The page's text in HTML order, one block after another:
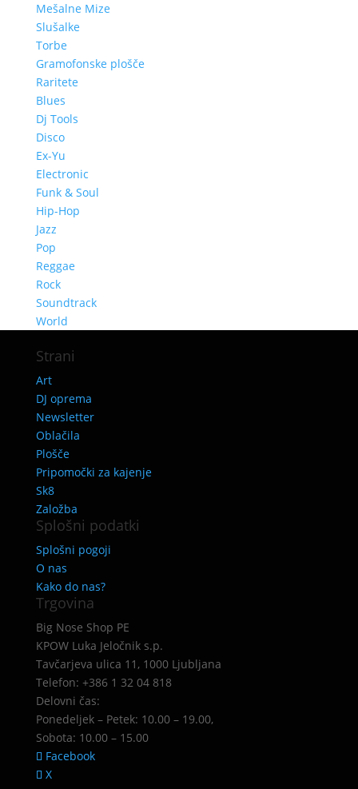
Mešalne Mize
Slušalke
Torbe
Gramofonske plošče
Raritete
Blues
Dj Tools
Disco
Ex-Yu
Electronic
Funk & Soul
Hip-Hop
Jazz
Pop
Reggae
Rock
Soundtrack
World
Strani
Art
DJ oprema
Newsletter
Oblačila
Plošče
Pripomočki za kajenje
Sk8
Založba
Splošni podatki
Splošni pogoji
O nas
Kako do nas?
Trgovina
Big Nose Shop PE
KPOW Luka Jeločnik s.p.
Tavčarjeva ulica 11, 1000 Ljubljana
Telefon: +386 1 32 04 818
Delovni čas:
Ponedeljek – Petek: 10.00 – 19.00,
Sobota: 10.00 – 15.00
Facebook
X